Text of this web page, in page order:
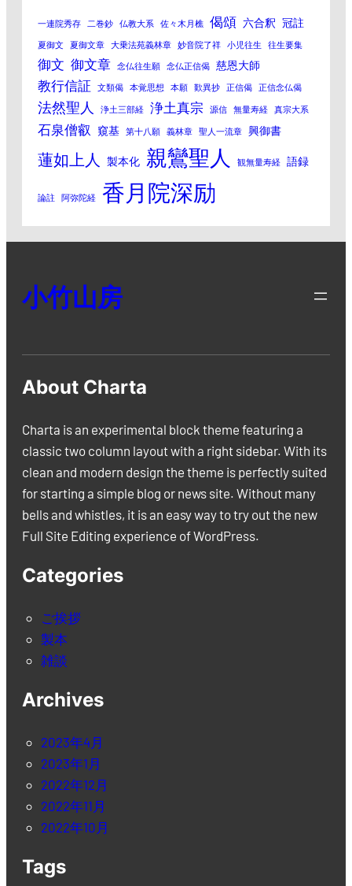
一連院秀存 二巻鈔 仏教大系 佐々木月樵 偈頌 六合釈 冠註
夏御文 夏御文章 大乗法苑義林章 妙音院了祥 小児往生 往生要集
御文 御文章 念仏往生願 念仏正信偈 慈恩大師
教行信証 文類偈 本覚思想 本願 歎異抄 正信偈 正信念仏偈
法然聖人 浄土三部経 浄土真宗 源信 無量寿経 真宗大系
石泉僧叡 窺基 第十八願 義林章 聖人一流章 興御書
蓮如上人 製本化 親鸞聖人 観無量寿経 語録
論註 阿弥陀経 香月院深励
小竹山房
About Charta
Charta is an experimental block theme featuring a
classic two column layout with a right sidebar. With its
clean and modern design the theme is perfectly suited
for starting a simple blog or news site. Without many
bells and whistles, it is an easy way to try out the new
Full Site Editing experience of WordPress.
Categories
ご挨拶
製本
雑談
Archives
2023年4月
2023年1月
2022年12月
2022年11月
2022年10月
Tags